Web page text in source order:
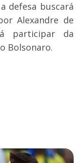
defesa buscará
Alexandre de
participar da
Bolsonaro.